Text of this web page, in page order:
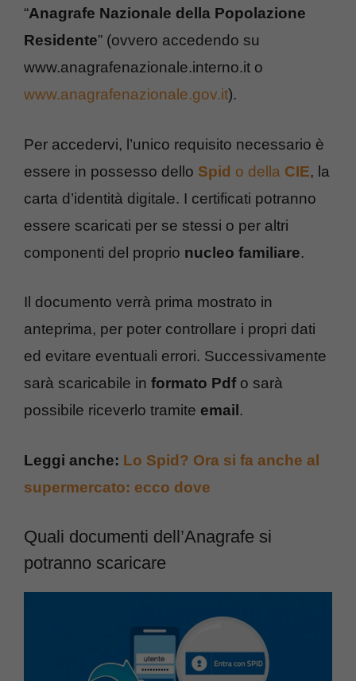
“Anagrafe Nazionale della Popolazione
Residente” (ovvero accedendo su
www.anagrafenazionale.interno.it o
www.anagrafenazionale.gov.it).
Per accedervi, l’unico requisito necessario è
essere in possesso dello Spid o della CIE, la
carta d’identità digitale. I certificati potranno
essere scaricati per se stessi o per altri
componenti del proprio nucleo familiare.
Il documento verrà prima mostrato in
anteprima, per poter controllare i propri dati
ed evitare eventuali errori. Successivamente
sarà scaricabile in formato Pdfo sarà
possibile riceverlo tramite email .
Leggi anche: Lo Spid? Ora si fa anche al
supermercato: ecco dove
Quali documenti dell’Anagrafe si
potranno scaricare